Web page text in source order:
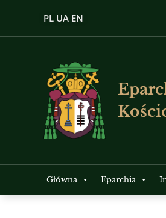
PL UA EN
Główna Eparchia